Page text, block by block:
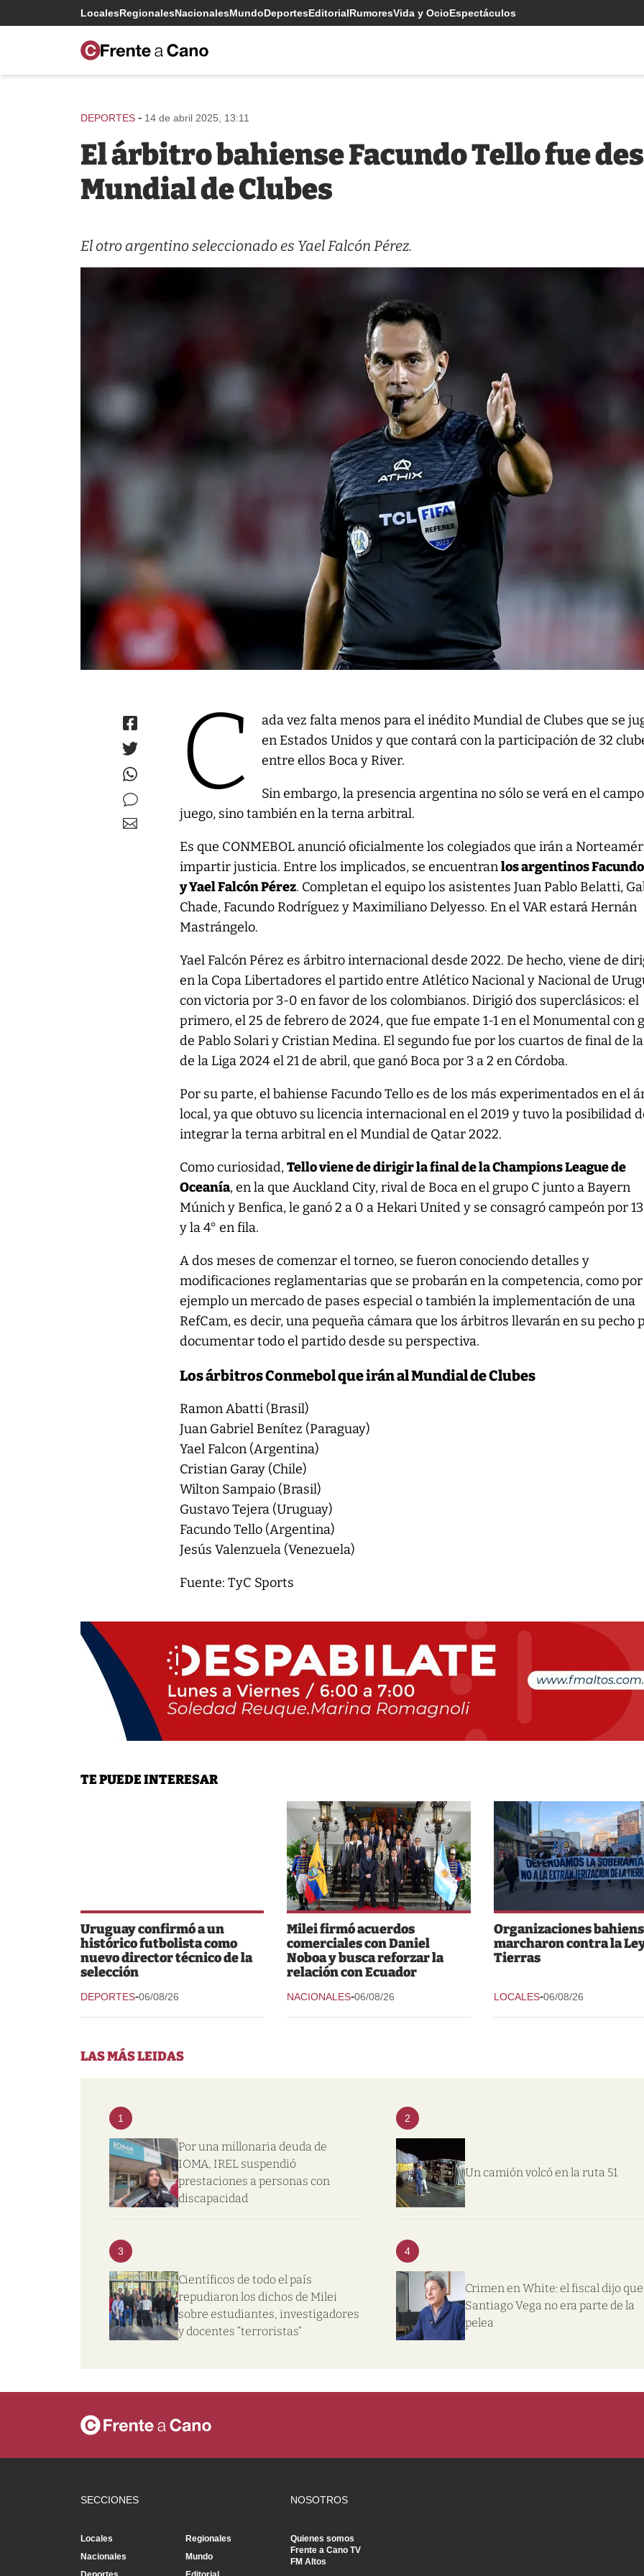
LocalesRegionalesNacionalesMundoDeportesEditorialRumoresVida y OcioEspectáculos
DEPORTES - 14 de abril 2025, 13:11
El árbitro bahiense Facundo Tello fue
Mundial de Clubes
El otro argentino seleccionado es Yael Falcón Pérez.
C
ada vez falta menos para el inédito Mundial de Clubes que se
en Estados Unidos y que contará con la participación de 32
entre ellos Boca y River.
Sin embargo, la presencia argentina no sólo se verá en el
juego, sino también en la terna arbitral.
Es que CONMEBOL anunció oficialmente los colegiados que irán a
impartir justicia. Entre los implicados, se encuentranlos argentinos
y Yael Falcón Pérez. Completan el equipo los asistentes Juan Pablo Belatti,
Chade, Facundo Rodríguez y Maximiliano Delyesso. En el VAR estará Hernán
Mastrángelo.
Yael Falcón Pérez es árbitro internacional desde 2022. De hecho, viene de
en la Copa Libertadores el partido entre Atlético Nacional y Nacional de
con victoria por 3-0 en favor de los colombianos. Dirigió dos superclásicos: el
primero, el 25 de febrero de 2024, que fue empate 1-1 en el Monumental con
de Pablo Solari y Cristian Medina. El segundo fue por los cuartos de final de
de la Liga 2024 el 21 de abril, que ganó Boca por 3 a 2 en Córdoba.
Por su parte, el bahiense Facundo Tello es de los más experimentados en el
local, ya que obtuvo su licencia internacional en el 2019 y tuvo la posibilidad
integrar la terna arbitral en el Mundial de Qatar 2022.
Como curiosidad,Tello viene de dirigir la final de la Champions League de
Oceanía, en la que Auckland City, rival de Boca en el grupo C junto a Bayern
Múnich y Benfica, le ganó 2 a 0 a Hekari United y se consagró campeón por
y la 4° en fila.
A dos meses de comenzar el torneo, se fueron conociendo detalles y
modificaciones reglamentarias que se probarán en la competencia, como por
ejemplo un mercado de pases especial o también la implementación de una
RefCam, es decir, una pequeña cámara que los árbitros llevarán en su pecho
documentar todo el partido desde su perspectiva.
Los árbitros Conmebol que irán al Mundial de Clubes
Ramon Abatti (Brasil)
Juan Gabriel Benítez (Paraguay)
Yael Falcon (Argentina)
Cristian Garay (Chile)
Wilton Sampaio (Brasil)
Gustavo Tejera (Uruguay)
Facundo Tello (Argentina)
Jesús Valenzuela (Venezuela)
Fuente: TyC Sports
TE PUEDE INTERESAR
Uruguay confirmó a un
histórico futbolista como
nuevo director técnico de la
selección
DEPORTES-06/08/26
Milei firmó acuerdos
comerciales con Daniel
Noboa y busca reforzar la
relación con Ecuador
NACIONALES-06/08/26
Organizaciones
marcharon contra la
Tierras
LOCALES-06/08/26
LAS MÁS LEIDAS
1
Por una millonaria deuda de
IOMA, IREL suspendió
prestaciones a personas con
discapacidad
2
Un camión volcó en la ruta 51
3
Científicos de todo el país
repudiaron los dichos de Milei
sobre estudiantes, investigadores
y docentes “terroristas”
4
Crimen en White: el fiscal dijo que
Santiago Vega no era parte de la
pelea
SECCIONES
Locales
Regionales
Nacionales
Mundo
NOSOTROS
Quienes somos
Frente a Cano TV
FM Altos